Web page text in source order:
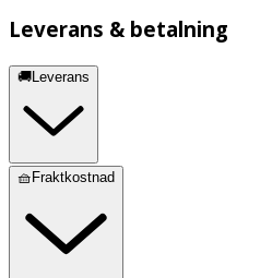
Leverans & betalning
🚚Leverans
🧺Fraktkostnad